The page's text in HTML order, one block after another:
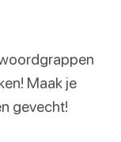
Maak je
gevecht!